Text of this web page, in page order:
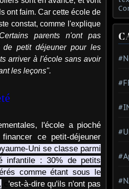
ont faim. Car cette école de
constat, comme l'explique
parents n'ont pas
de petit déjeuner pour les
arriver à l'école sans avoir
les leçons".
l'école a pioché
ce petit-déjeuner
Uni se classe parmi
infantile : 30% de petits
comme étant sous le
'est-à-dire qu'ils n'ont pas